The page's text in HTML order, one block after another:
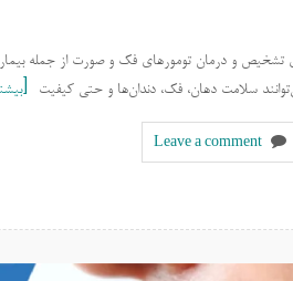
و درمان تومورهای فک و صورت از جمله
سلامت دهان، فک، دندان‌ها و حتی کیفیت
Leave a comment